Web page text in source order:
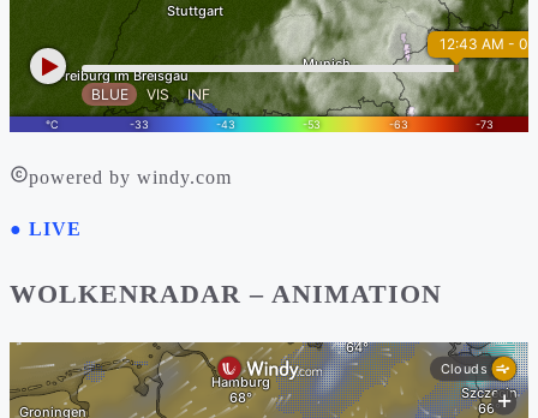
powered by windy.com
● LIVE
WOLKENRADAR – ANIMATION